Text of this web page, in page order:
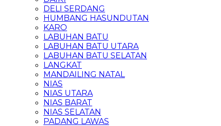
DELI SERDANG
HUMBANG HASUNDUTAN
KARO
LABUHAN BATU
LABUHAN BATU UTARA
LABUHAN BATU SELATAN
LANGKAT
MANDAILING NATAL
NIAS
NIAS UTARA
NIAS BARAT
NIAS SELATAN
PADANG LAWAS